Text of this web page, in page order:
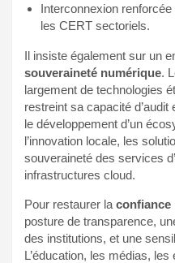
Interconnexion
les CERT sectoriels.
Il insiste également sur un
souveraineté numérique.
largement de technologies
restreint sa capacité d’audit
le développement d’un
l’innovation locale, les
souveraineté des services
infrastructures cloud.
Pour restaurer la confiance
posture de transparence,
des institutions, et une
L’éducation, les médias,